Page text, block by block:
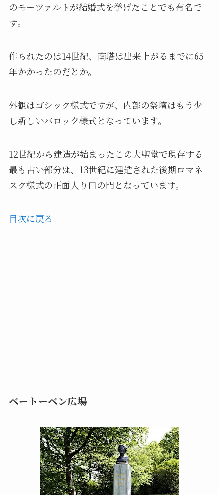
のモーツァルトが結婚式を挙げたことでも有名で
す。
作られたのは14世紀、南塔は出来上がるまでに65
年かかったのだとか。
外観はゴシック様式ですが、内部の祭壇はもう少
し新しいバロック様式となっています。
12世紀から建造が始まったこの大聖堂で現存する
最も古い部分は、13世紀に建造された後期ロマネ
スク様式の正面入り口の門となっています。
目次に戻る
ベートーベン広場